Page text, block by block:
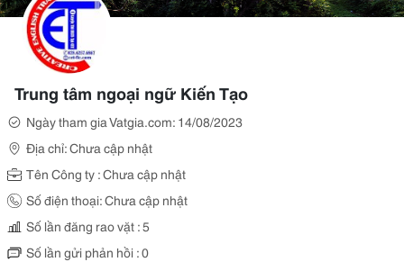
Trung tâm ngoại ngữ Kiến Tạo
Ngày tham gia Vatgia.com: 14/08/2023
Địa chỉ: Chưa cập nhật
Tên Công ty : Chưa cập nhật
Số điện thoại: Chưa cập nhật
Số lần đăng rao vặt : 5
Số lần gửi phản hồi : 0